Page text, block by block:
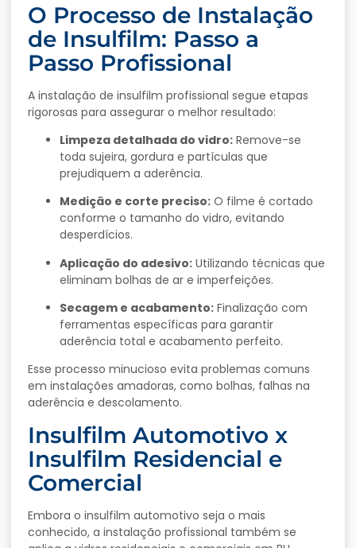
O Processo de Instalação
de Insulfilm: Passo a
Passo Profissional
A instalação de insulfilm profissional segue etapas
rigorosas para assegurar o melhor resultado:
Limpeza detalhada do vidro: Remove-se
toda sujeira, gordura e partículas que
prejudiquem a aderência.
Medição e corte preciso: O filme é cortado
conforme o tamanho do vidro, evitando
desperdícios.
Aplicação do adesivo: Utilizando técnicas que
eliminam bolhas de ar e imperfeições.
Secagem e acabamento: Finalização com
ferramentas específicas para garantir
aderência total e acabamento perfeito.
Esse processo minucioso evita problemas comuns
em instalações amadoras, como bolhas, falhas na
aderência e descolamento.
Insulfilm Automotivo x
Insulfilm Residencial e
Comercial
Embora o insulfilm automotivo seja o mais
conhecido, a instalação profissional também se